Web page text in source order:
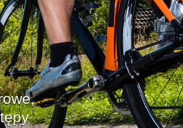
Rywalizacje
Rywalizuj z innymi,
wybranych dyscyplin